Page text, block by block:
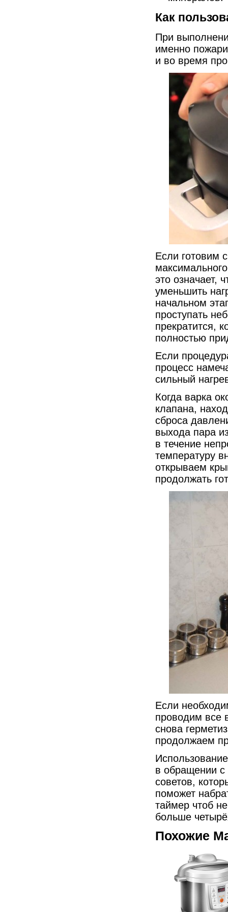
Как
При
именно
и во время
Если готовим
это означает,
уменьшить
начальном
проступать
прекратится,
полностью
Если
процесс
сильный
Когда варка
клапана,
сброса
выхода пара
в течение
температуру
открываем
продолжать
Если
проводим все
снова
продолжаем
в обращении с
советов,
поможет
таймер чтоб
больше
Похожие